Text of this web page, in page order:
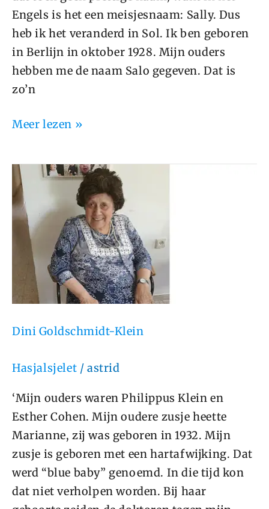
Engels is het een meisjesnaam: Sally. Dus
heb ik het veranderd in Sol. Ik ben geboren
in Berlijn in oktober 1928. Mijn ouders
hebben me de naam Salo gegeven. Dat is
zo’n
Meer lezen »
Dini Goldschmidt-Klein
Hasjalsjelet /astrid
‘Mijn ouders waren Philippus Klein en
Esther Cohen. Mijn oudere zusje heette
Marianne, zij was geboren in 1932. Mijn
zusje is geboren met een hartafwijking. Dat
werd “blue baby” genoemd. In die tijd kon
dat niet verholpen worden. Bij haar
Dini
Goldschmidt-
Klein